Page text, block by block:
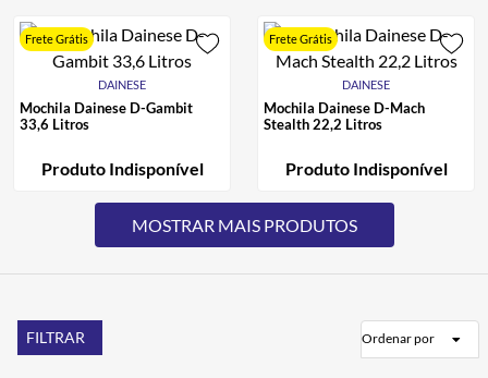
Frete Grátis
DAINESE
Mochila Dainese D-Gambit
33,6 Litros
Produto Indisponível
Frete Grátis
DAINESE
Mochila Dainese D-Mach
Stealth 22,2 Litros
Produto Indisponível
FILTRAR Ordenar por